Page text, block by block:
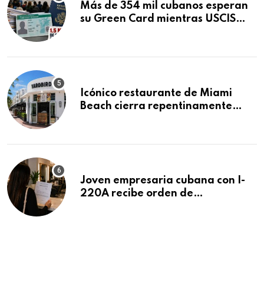
Más de 354 mil cubanos esperan
su Green Card mientras USCIS
Icónico restaurante de Miami
Beach cierra repentinamente
Joven empresaria cubana con I-
220A recibe orden de